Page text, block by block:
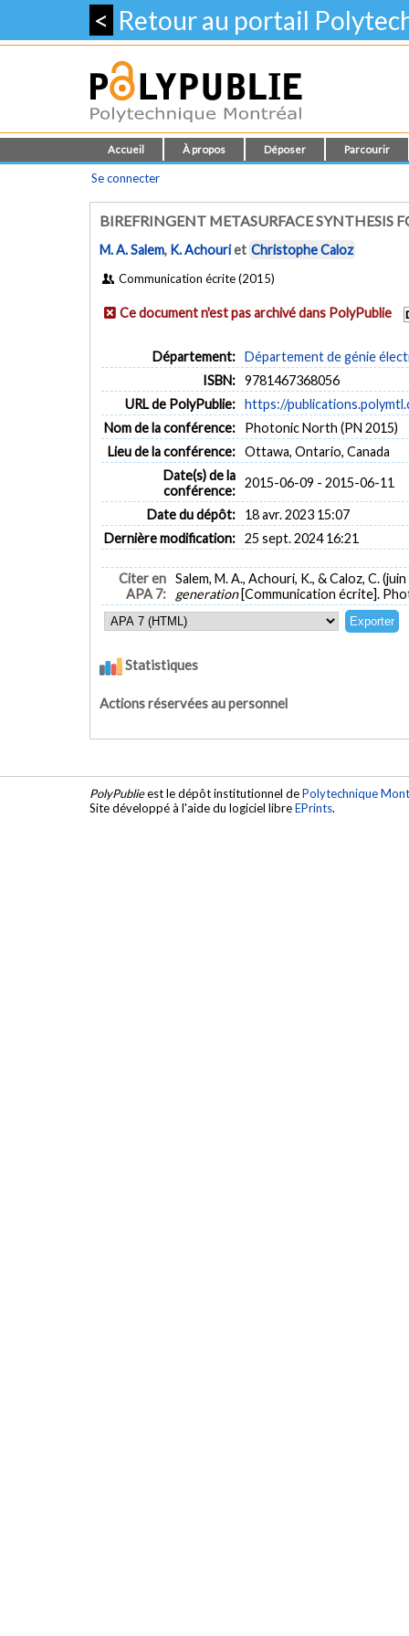
< Retour au portail
Accueil À propos Déposer Parcourir
Se connecter
BIREFRINGENT METASURFACE SYNTHESIS
M. A. Salem, K. Achouriet Christophe Caloz
Communication écrite (2015)
Ce document n'est pas archivé dans PolyPublie
Département: Département de génie
ISBN: 9781467368056
URL de PolyPublie: https://
Nom de la conférence:
Photonic North (PN 2015)
Lieu de la conférence: Ottawa, Ontario, Canada
Date(s) de la
conférence:
2015-06-09 - 2015-06-11
Date du dépôt:
18 avr. 2023 15:07
Dernière modification: 25 sept. 2024 16:21
Citer en
APA 7:
Salem, M. A., Achouri, K., & Caloz, C.
generation [Communication écrite].
Statistiques
Actions réservées au personnel
PolyPublieest le dépôt institutionnel dePolytechnique
Site développé à l'aide du logiciel libreEPrints.